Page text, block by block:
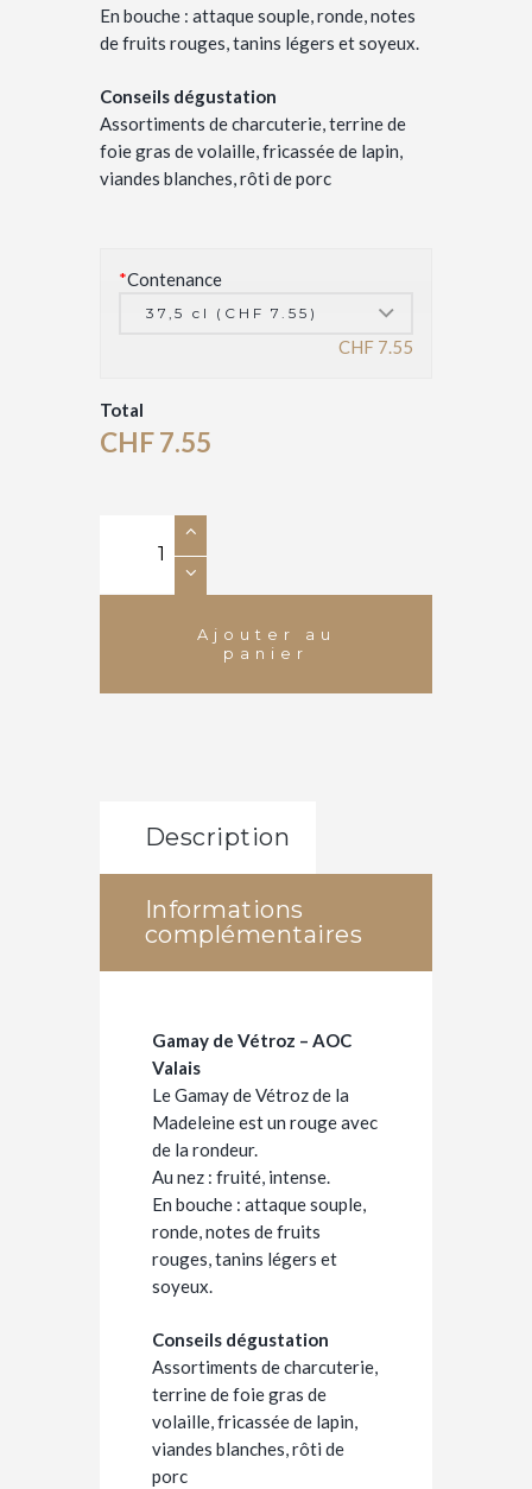
En bouche : attaque souple, ronde, notes
de fruits rouges, tanins légers et soyeux.
Conseils dégustation
Assortiments de charcuterie, terrine de
foie gras de volaille, fricassée de lapin,
viandes blanches, rôti de porc
*Contenance
CHF 7.55
Total
CHF7.55
Valais
Ajouter au
panier
Description
Informations
complémentaires
Gamay de Vétroz – AOC
Valais
Le Gamay de Vétroz de la
Madeleine est un rouge avec
de la rondeur.
Au nez : fruité, intense.
En bouche : attaque souple,
ronde, notes de fruits
rouges, tanins légers et
soyeux.
Conseils dégustation
Assortiments de charcuterie,
terrine de foie gras de
volaille, fricassée de lapin,
viandes blanches, rôti de
porc